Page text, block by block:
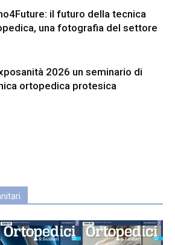
il futuro della tecnica
una fotografia del settore
2026 un seminario di
ortopedica protesica